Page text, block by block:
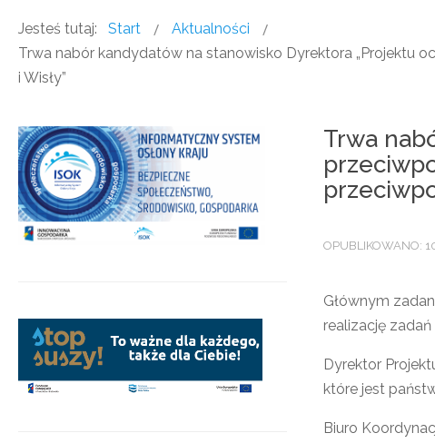
Jesteś tutaj: Start
Aktualności
Trwa nabór kandydatów na stanowisko Dyrektora „Projektu
i Wisły”
Trwa
OPUBLIKOWANO:
Głównym
realizację
Dyrektor
które jest
Biuro